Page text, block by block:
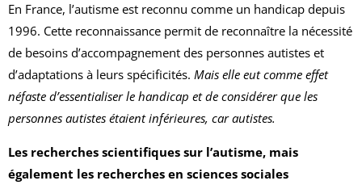
En France, l’autisme est reconnu comme un handicap depuis
1996. Cette reconnaissance permit de reconnaître la nécessité
de besoins d’accompagnement des personnes autistes et
d’adaptations à leurs spécificités. Mais elle eut comme effet
néfaste d’essentialiser le handicap et de considérer que les
personnes autistes étaient inférieures, car autistes.
Les recherches scientifiques sur l’autisme, mais
également les recherches en sciences sociales